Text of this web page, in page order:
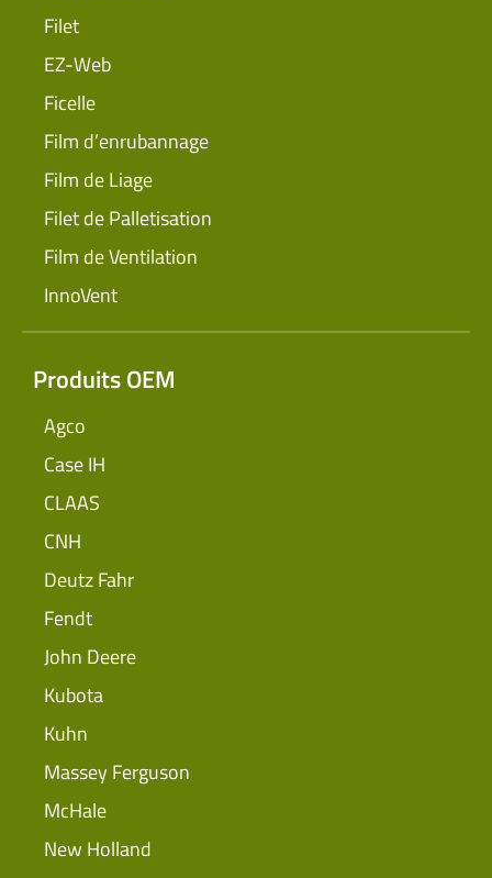
Filet
EZ-Web
Ficelle
Film d’enrubannage
Film de Liage
Filet de Palletisation
Film de Ventilation
InnoVent
Produits OEM
Agco
Case IH
CLAAS
CNH
Deutz Fahr
Fendt
John Deere
Kubota
Kuhn
Massey Ferguson
McHale
New Holland